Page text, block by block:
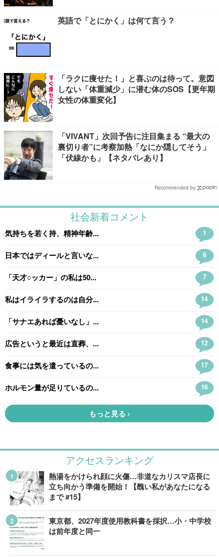
英語で「とにかく」は何て言う？
「ラクに痩せた！」と喜ぶのは待って。意図
しない「体重減少」に潜む体のSOS【更年期
女性の体重変化】
「VIVANT」次回予告に注目集まる “最大の
裏切り者”に考察加熱「なにか隠してそう」
「伏線かも」【ネタバレあり】
Recommended by
アクセスランキング
熱湯をかけられ顔に火傷…非道なカリスマ店長に
立ち向かう準備を開始！【醜い私があなたになる
まで #15】
東京都、2027年度使用教科書を採択…小・中学校
は前年度と同一